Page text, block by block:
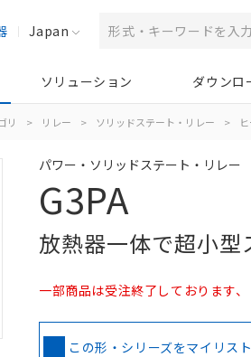
Japan
ソリューション ダウンロ
リ > リレー > ソリッドステート・リレー >
パワー・ソリッドステート・リレー
G3PA
放熱器一体で超小型
一部商品は受注終了しております
この形・シリーズをマイリス